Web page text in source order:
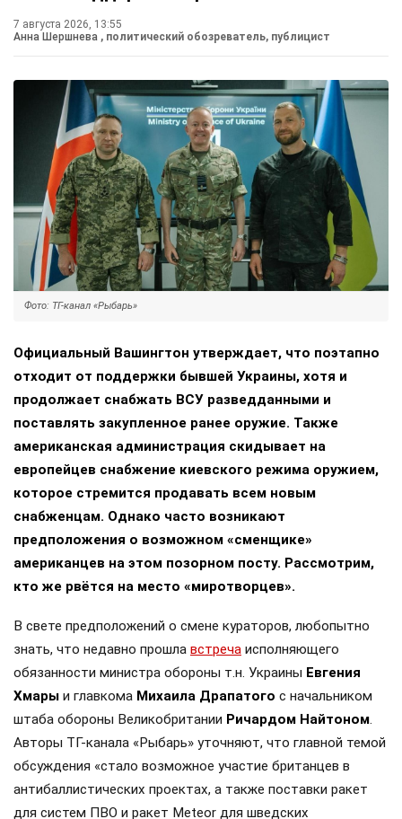
7 августа 2026, 13:55
Анна Шершнева , политический обозреватель, публицист
Фото: ТГ-канал «Рыбарь»
Официальный Вашингтон утверждает, что поэтапно
отходит от поддержки бывшей Украины, хотя и
продолжает снабжать ВСУ разведданными и
поставлять закупленное ранее оружие. Также
американская администрация скидывает на
европейцев снабжение киевского режима оружием,
которое стремится продавать всем новым
снабженцам. Однако часто возникают
предположения о возможном «сменщике»
американцев на этом позорном посту. Рассмотрим,
кто же рвётся на место «миротворцев».
В свете предположений о смене кураторов, любопытно
знать, что недавно прошла встреча исполняющего
обязанности министра обороны т.н. Украины Евгения
Хмары и главкома Михаила Драпатого с начальником
штаба обороны Великобритании Ричардом Найтоном.
Авторы ТГ-канала «Рыбарь» уточняют, что главной темой
обсуждения «стало возможное участие британцев в
антибаллистических проектах, а также поставки ракет
для систем ПВО и ракет Meteor для шведских